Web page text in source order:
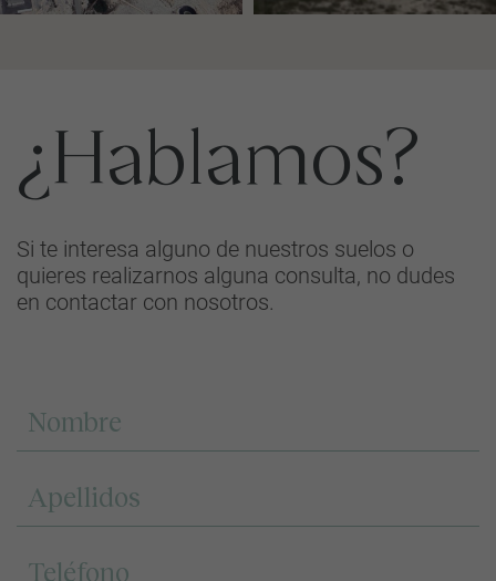
¿Hablamos?
Si te interesa alguno de nuestros suelos o
quieres realizarnos alguna consulta, no dudes
en contactar con nosotros.